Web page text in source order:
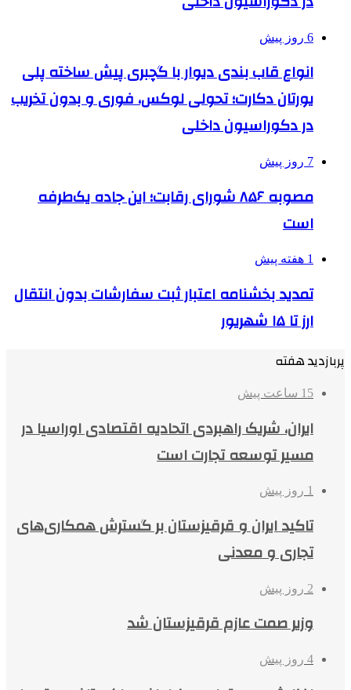
6 روز پیش
انواع قاب بندی دیوار با گچبری پیش ساخته پلی
یورتان دکارت؛ تحولی لوکس، فوری و بدون تخریب
در دکوراسیون داخلی
7 روز پیش
مصوبه ۸۵۶ شورای رقابت؛ این جاده یک‌طرفه
است
1 هفته پیش
تمدید بخشنامه اعتبار ثبت سفارشات بدون انتقال
ارز تا ۱۵ شهریور
پربازدید هفته
15 ساعت پیش
ایران، شریک راهبردی اتحادیه اقتصادی اوراسیا در
مسیر توسعه تجارت است
1 روز پیش
تاکید ایران و قرقیزستان بر گسترش همکاری‌های
تجاری و معدنی
2 روز پیش
وزیر صمت عازم قرقیزستان شد
4 روز پیش